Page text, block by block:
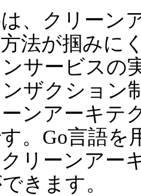
、クリーン
法が掴みに
サービスの
ザクション
ンアーキテ
。Go言語
リーンアー
きます。